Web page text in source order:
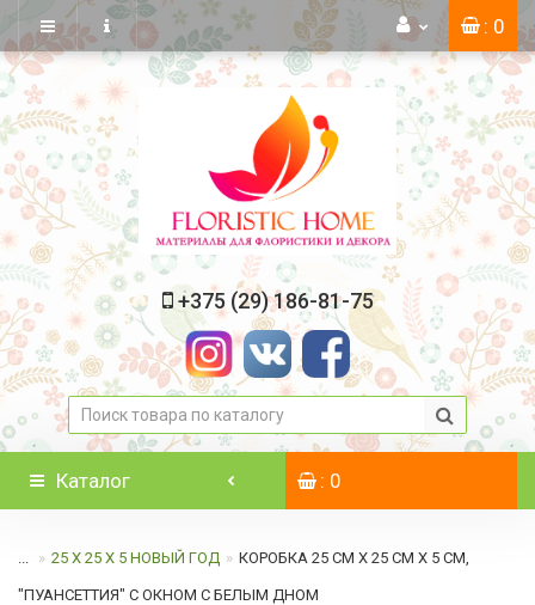
: 0
+375 (29) 186-81-75
Каталог : 0
... 25 Х 25 Х 5 НОВЫЙ ГОД КОРОБКА 25 СМ Х 25 СМ Х 5 СМ,
"ПУАНСЕТТИЯ" С ОКНОМ C БЕЛЫМ ДНОМ